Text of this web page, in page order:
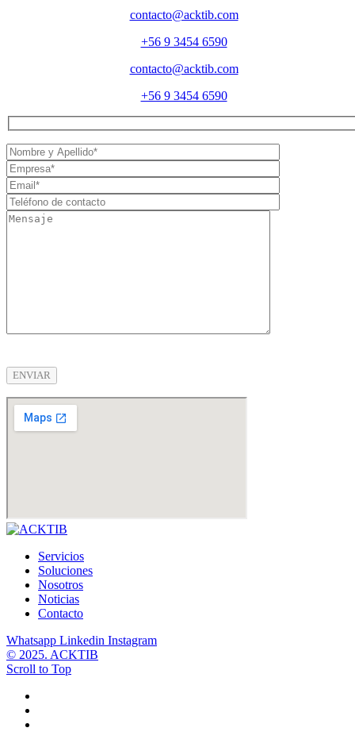
contacto@acktib.com
+56 9 3454 6590
contacto@acktib.com
+56 9 3454 6590
Servicios
Soluciones
Nosotros
Noticias
Contacto
Whatsapp Linkedin Instagram
© 2025. ACKTIB
Scroll to Top